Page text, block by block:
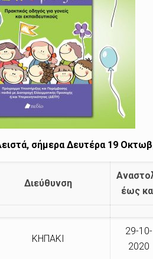
σήμερα Δευτέρα 19
Διεύθυνση
έως
ΚΗΠΑΚΙ
29-10-
2020